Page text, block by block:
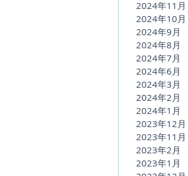
2024年11月
2024年10月
2024年9月
2024年8月
2024年7月
2024年6月
2024年3月
2024年2月
2024年1月
2023年12月
2023年11月
2023年2月
2023年1月